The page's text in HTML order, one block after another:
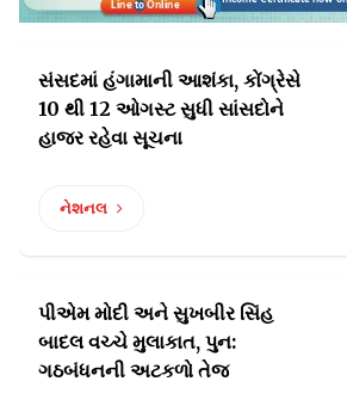
સંસદમાં હંગામાની આશંકા, કોંગ્રેસે
10 થી 12 ઓગસ્ટ સુધી સાંસદોને
હાજર રહેવા સૂચના
નેશનલ
પીએમ મોદી અને સુખબીર સિંહ
બાદલ વચ્ચે મુલાકાત, પુન:
ગઠબંધનની અટકળો તેજ